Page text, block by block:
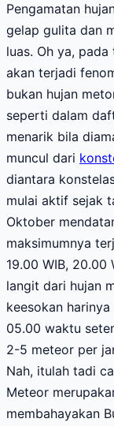
Pengamatan
gelap gulita dan
luas. Oh ya,
akan terjadi
bukan hujan
seperti dalam
menarik bila
muncul dari
diantara
mulai aktif sejak
Oktober
maksimumnya
19.00 WIB, 20.00
langit dari hujan
keesokan
05.00 waktu
2-5 meteor per
Nah, itulah tadi
Meteor
membahayakan